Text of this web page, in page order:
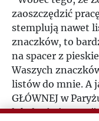
zaoszczędzić
stemplują nawet
znaczków, to
na spacer z
Waszych
listów do mnie. A
GŁÓWNEJ w
lokalnej nie ma...".